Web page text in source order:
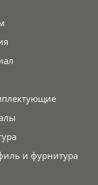
и фурнитура